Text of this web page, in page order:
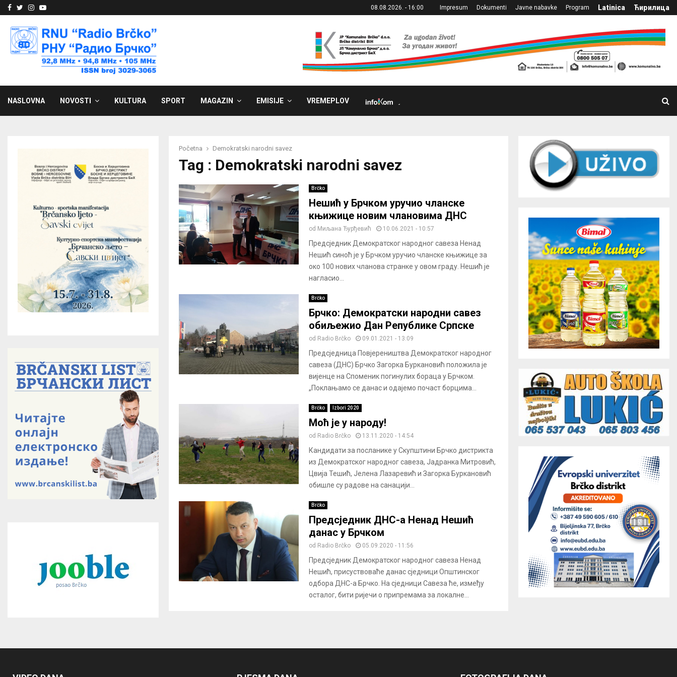
Facebook
Twitter
Instagram
Youtube 08.08.2026. - 16:00 Impresum Dokumenti Javne nabavke Program Latinica Ћирилица
NASLOVNA NOVOSTI KULTURA SPORT MAGAZIN EMISIJE VREMEPLOV
Početna Demokratski narodni savez
Tag : Demokratski narodni savez
Brčko
Нешић у Брчком уручио чланске
књижице новим члановима ДНС
od Миљана Ђурђевић 10.06.2021 - 10:57
Предсједник Демократског народног савеза Ненад
Нешић синоћ је у Брчком уручио чланске књижице за
око 100 нових чланова странке у овом граду. Нешић је
нагласио...
Brčko
Брчко: Демократски народни савез
обиљежио Дан Републике Српске
od Radio Brčko 09.01.2021 - 13:09
Предсједница Повјереништва Демократског народног
савеза (ДНС) Брчко Загорка Буркановић положила је
вијенце на Споменик погинулих бораца у Брчком.
„Поклањамо се данас и одајемо почаст борцима...
Brčko Izbori 2020
Моћ је у народу!
od Radio Brčko 13.11.2020 - 14:54
Кандидати за посланике у Скупштини Брчко дистрикта
из Демократског народног савеза, Јадранка Митровић,
Цвија Тешић, Јелена Лазаревић и Загорка Буркановић
обишле су радове на санацији...
Brčko
Предсједник ДНС-а Ненад Нешић
данас у Брчком
od Radio Brčko 05.09.2020 - 11:56
Предсједник Дeмoкрaтског нaрoдног сaвeза Ненад
Нешић, присуствоваће данас сједници Општинског
одбора ДНС-а Брчко. На сједници Савеза ће, између
осталог, бити ријечи о припремама за локалне...